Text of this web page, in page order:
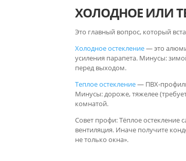
ХОЛОДНОЕ ИЛИ
Это главный вопрос, который
Холодное остекление— это
усиления парапета. Минусы:
перед выходом.
Теплое остекление— ПВХ-
Минусы: дороже, тяжелее
комнатой.
Совет профи: Тёплое остекление
вентиляция. Иначе получите
не только окна».